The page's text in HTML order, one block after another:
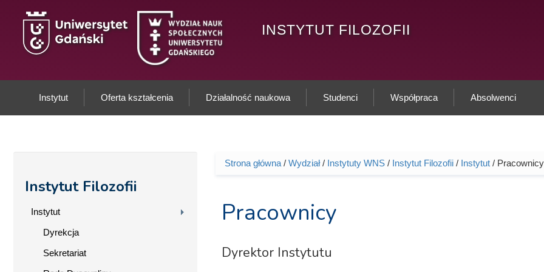
INSTYTUT FILOZOFII
Instytut Oferta kształcenia Działalność naukowa Studenci Współpraca Absolwenci
Instytut Filozofii
Instytut
Dyrekcja
Sekretariat
Jesteś tutaj
Strona główna/ Wydział/ Instytuty WNS/ Instytut Filozofii/ Instytut/ Pracownicy
Pracownicy
Dyrektor Instytutu